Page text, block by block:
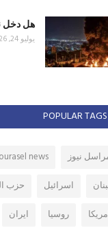
هل دخل
يوليو 24, 2026
POPULAR TAGS
نيوز news
اسرائيل حزب
روسيا ايران